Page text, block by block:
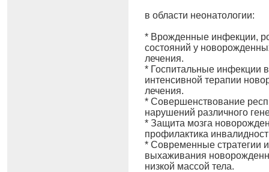
в области неонатологии:
* Врожденные инфекции,
состояний у
лечения.
* Госпитальные инфекции
интенсивной терапии
лечения.
* Совершенствование
нарушений различного
* Защита мозга
профилактика
* Современные стратегии
выхаживания
низкой массой тела.